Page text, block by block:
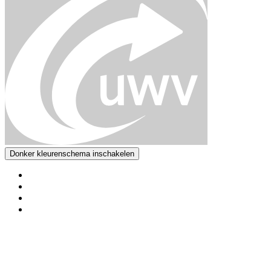
Donker kleurenschema inschakelen